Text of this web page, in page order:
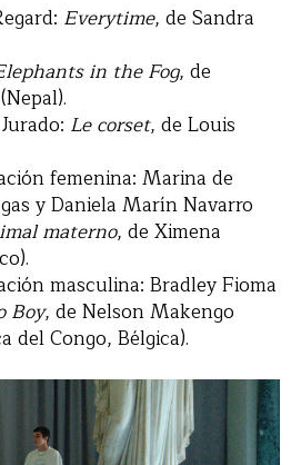
Everytime, de Sandra
in the Fog, de
Le corset, de Louis
femenina: Marina de
y Daniela Marín Navarro
materno, de Ximena
masculina: Bradley Fioma
Boy, de Nelson Makengo
del Congo, Bélgica).